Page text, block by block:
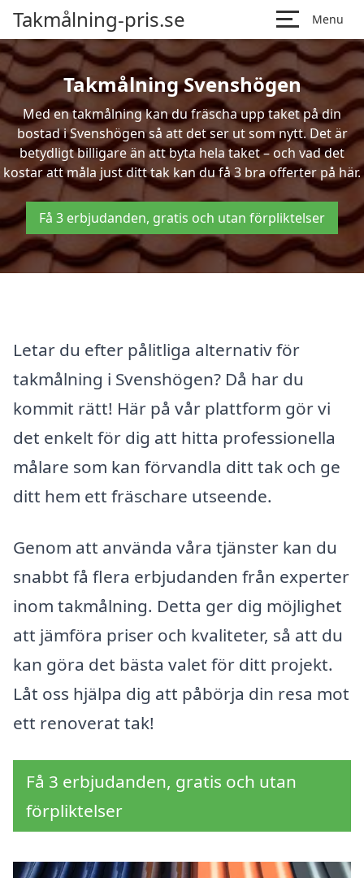
Takmålning-pris.se Menu
Takmålning Svenshögen
Med en takmålning kan du fräscha upp taket på din
bostad i Svenshögen så att det ser ut som nytt. Det är
betydligt billigare än att byta hela taket – och vad det
kostar att måla just ditt tak kan du få 3 bra offerter på här.
Få 3 erbjudanden, gratis och utan förpliktelser
Letar du efter pålitliga alternativ för
takmålning i Svenshögen? Då har du
kommit rätt! Här på vår plattform gör vi
det enkelt för dig att hitta professionella
målare som kan förvandla ditt tak och ge
ditt hem ett fräschare utseende.
Genom att använda våra tjänster kan du
snabbt få flera erbjudanden från experter
inom takmålning. Detta ger dig möjlighet
att jämföra priser och kvaliteter, så att du
kan göra det bästa valet för ditt projekt.
Låt oss hjälpa dig att påbörja din resa mot
ett renoverat tak!
Få 3 erbjudanden, gratis och utan
förpliktelser